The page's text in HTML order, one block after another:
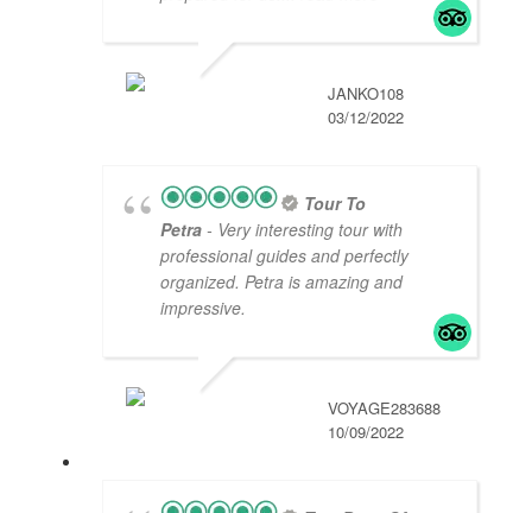
JANKO108
03/12/2022
Tour To
Petra - Very interesting tour with
professional guides and perfectly
organized. Petra is amazing and
impressive.
VOYAGE283688
10/09/2022